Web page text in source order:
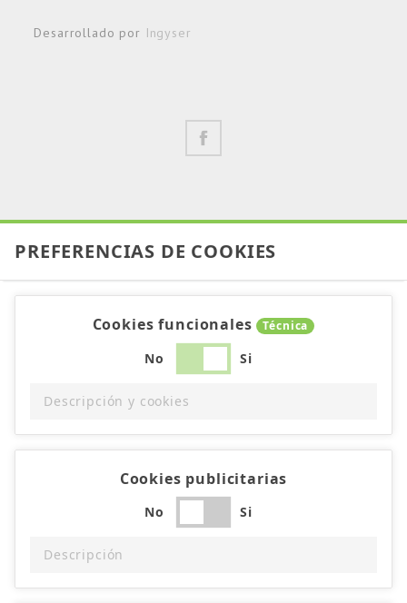
Desarrollado por Ingyser
PREFERENCIAS DE COOKIES
Cookies funcionales Técnica
No Si
Descripción y cookies
Cookies publicitarias
No Si
Descripción